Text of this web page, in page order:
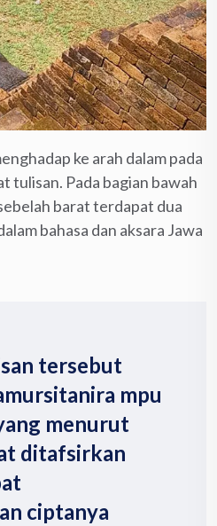
ke arah dalam pada
tulisan. Pada bagian bawah
barat terdapat dua
bahasa dan aksara Jawa
tersebut
mpu
menurut
ditafsirkan
ciptanya